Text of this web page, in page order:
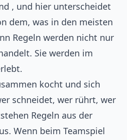
, und hier unterscheidet
dem, was in den meisten
Regeln werden nicht nur
Sie werden im
kocht und sich
schneidet, wer rührt, wer
Regeln aus der
Wenn beim Teamspiel